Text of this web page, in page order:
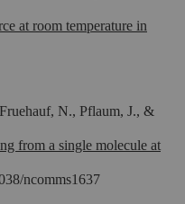
at room temperature in
N., Pflaum, J., &
from a single molecule at
ncomms1637